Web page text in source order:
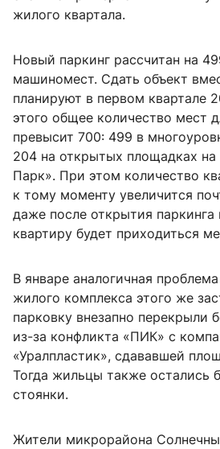
жилого квартала.
Новый паркинг рассчитан на
машиномест. Сдать объект
планируют в первом квартале
этого общее количество мест
превысит 700: 499 в
204 на открытых площадках
Парк». При этом количество
к тому моменту увеличится
даже после открытия
квартиру будет приходиться
В январе аналогичная
жилого комплекса этого же
парковку внезапно перекрыли
из-за конфликта «ПИК» с
«Уралпластик», сдававшей
Тогда жильцы также остались
стоянки.
Жители микрорайона